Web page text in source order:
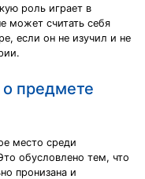
роль играет в
может считать себя
если он не изучил и не
о предмете
место среди
обусловлено тем, что
пронизана и